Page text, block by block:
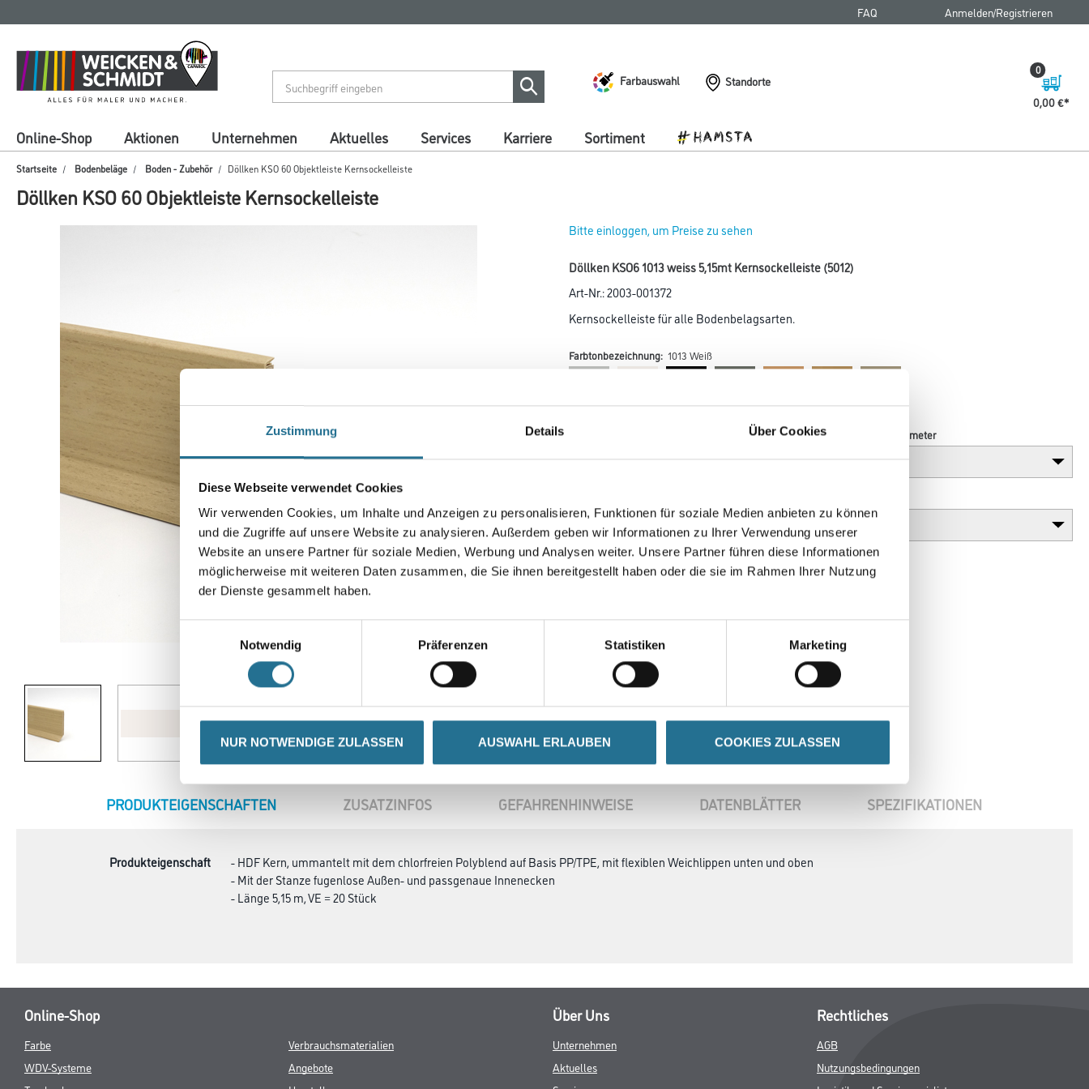
Zustimmung Details Über Cookies
Diese Webseite verwendet Cookies
Wir verwenden Cookies, um Inhalte und Anzeigen zu personalisieren, Funktionen für soziale Medien anbieten zu können
und die Zugriffe auf unsere Website zu analysieren. Außerdem geben wir Informationen zu Ihrer Verwendung unserer
Website an unsere Partner für soziale Medien, Werbung und Analysen weiter. Unsere Partner führen diese Informationen
möglicherweise mit weiteren Daten zusammen, die Sie ihnen bereitgestellt haben oder die sie im Rahmen Ihrer Nutzung
der Dienste gesammelt haben.
Notwendig
Präferenzen Statistiken Marketing
NUR NOTWENDIGE ZULASSEN AUSWAHL ERLAUBEN COOKIES ZULASSEN
springen
springen
FAQ Anmelden/Registrieren
Farbauswahl
Standorte
0,00 €
0
Online-Shop Aktionen Unternehmen Aktuelles Services Karriere Sortiment
Startseite Bodenbeläge Boden - Zubehör Döllken KSO 60 Objektleiste Kernsockelleiste
Döllken KSO 60 Objektleiste Kernsockelleiste
Abbildung ähnlich
Bitte einloggen, um Preise zu sehen
Döllken KSO6 1013 weiss 5,15mt Kernsockelleiste (5012)
Art-Nr.:2003-001372
Kernsockelleiste für alle Bodenbelagsarten.
Farbtonbezeichnung: 1013 Weiß
Länge in centimeter
CURRENT
PRODUKTEIGENSCHAFTEN ZUSATZINFOS GEFAHRENHINWEISE DATENBLÄTTER SPEZIFIKATIONEN
Produkteigenschaft
- HDF Kern, ummantelt mit dem chlorfreien Polyblend auf Basis PP/TPE, mit flexiblen Weichlippen unten und oben
- Mit der Stanze fugenlose Außen- und passgenaue Innenecken
- Länge 5,15 m, VE = 20 Stück
Online-Shop
Farbe
WDV-Systeme
Verbrauchsmaterialien
Angebote
Über Uns
Unternehmen
Aktuelles
Rechtliches
AGB
Nutzungsbedingungen